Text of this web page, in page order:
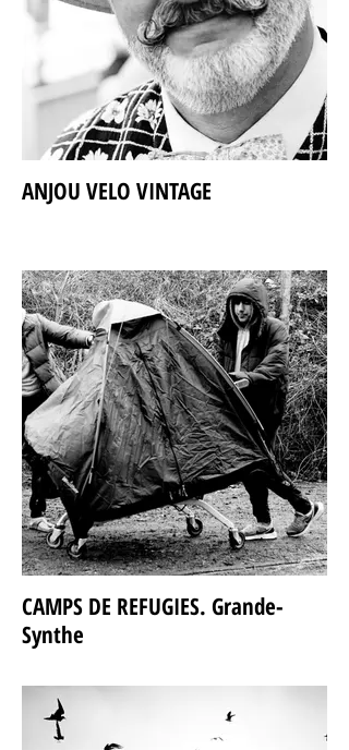
ANJOU VELO VINTAGE
CAMPS DE REFUGIES. Grande-
Synthe